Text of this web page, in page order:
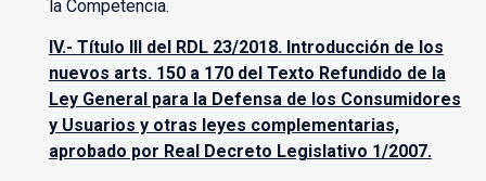
la Competencia.
IV.- Título III del RDL 23/2018. Introducción de los
nuevos arts. 150 a 170 del Texto Refundido de la
Ley General para la Defensa de los Consumidores
y Usuarios y otras leyes complementarias,
aprobado por Real Decreto Legislativo 1/2007.